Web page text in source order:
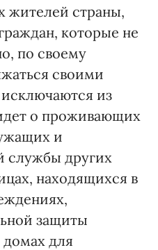
жителей страны,
которые не
по своему
своими
из
о проживающих
и
службы других
находящихся в
защиты
домах для